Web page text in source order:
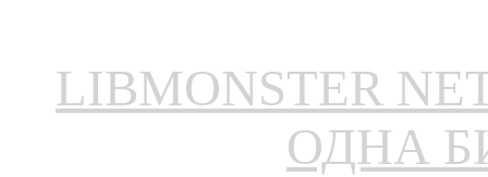
LIBMONSTER
ОДНА